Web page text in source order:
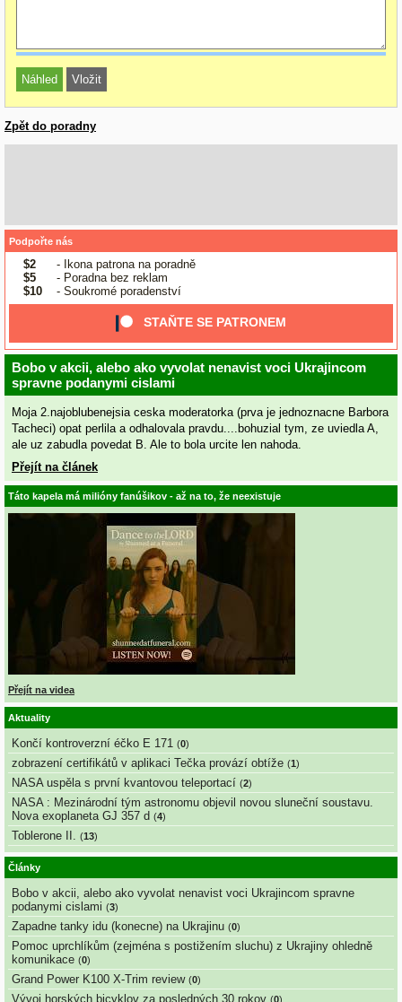
Zpět do poradny
Podpořte nás
$2
- Ikona patrona na poradně
$5
- Poradna bez reklam
$10
- Soukromé poradenství
STAŇTE SE PATRONEM
Bobo v akcii, alebo ako vyvolat nenavist voci Ukrajincom
spravne podanymi cislami
Moja 2.najoblubenejsia ceska moderatorka (prva je jednoznacne Barbora
Tacheci) opat perlila a odhalovala pravdu....bohuzial tym, ze uviedla A,
ale uz zabudla povedat B. Ale to bola urcite len nahoda.
Přejít na článek
Táto kapela má milióny fanúšikov - až na to, že neexistuje
Přejít na videa
Aktuality
Končí kontroverzní éčko E 171 (0)
zobrazení certifikátů v aplikaci Tečka provází obtíže (1 )
NASA uspěla s první kvantovou teleportací (2)
NASA : Mezinárodní tým astronomu objevil novou sluneční soustavu.
Nova exoplaneta GJ 357 d (4)
Toblerone II. (13)
Články
Bobo v akcii, alebo ako vyvolat nenavist voci Ukrajincom spravne
podanymi cislami (3)
Zapadne tanky idu (konecne) na Ukrajinu (0)
Pomoc uprchlíkům (zejména s postižením sluchu) z Ukrajiny ohledně
komunikace (0)
Grand Power K100 X-Trim review (0)
Vývoj horských bicyklov za posledných 30 rokov (0)